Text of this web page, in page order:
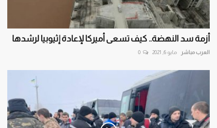
أزمة سد النهضة.. كيف تسعى أميركا لإعادة إثيوبيا لرشدها
العرب مباشر مايو 6, 2021 0